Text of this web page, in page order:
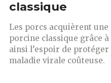
classique
Les porcs acquièrent une
porcine classique grâce
ainsi l’espoir de
maladie virale coûteuse.